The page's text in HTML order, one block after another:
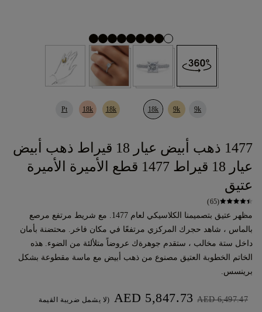
9k
9k
18k
18k
18k
Pt
1477 ذهب أبيض عيار 18 قيراط ذهب أبيض
عيار 18 قيراط 1477 قطع الأميرة الأميرة
عتيق
(65)
مظهر عتيق بتصميمنا الكلاسيكي لعام 1477. مع شريط مرتفع مرصع
بالماس ، شاهد حجرك المركزي مرتفعًا في مكان فاخر. محتضنة بأمان
داخل ستة مخالب ، ستقدم جوهرةك عروضاً متلألئة من الضوء. هذه
الخاتم الخطوبة العتيق مصنوع من ذهب أبيض مع ماسة مقطوعة بشكل
برينسس.
AED 6,497.47
AED 5,847.73 (لا يشمل ضريبة القيمة